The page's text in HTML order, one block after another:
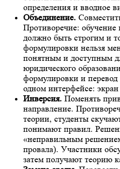
определения и вводное
Объединение.
Противоречие: обучение
должно быть строгим и
формулировки нельзя
понятным и доступным
юридического
формулировки и перевод
одном интерфейсе: экран
Инверсия. Поменять
направление.
теории, студенты
понимают правил.
«неправильным
провала). Участники
затем получают теорию